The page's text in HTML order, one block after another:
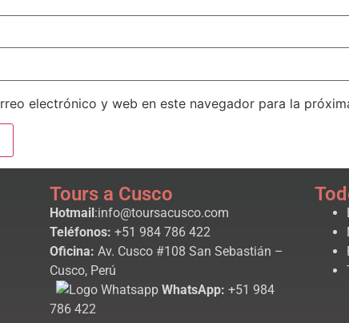
electrónico y web en este navegador para la
Tours a Cusco
Hotmail:info@toursacusco.com
Teléfonos: +51 984 786 422
Oficina: Av. Cusco #108 San Sebastián –
Cusco, Perú
WhatsApp: +51 984
786 422